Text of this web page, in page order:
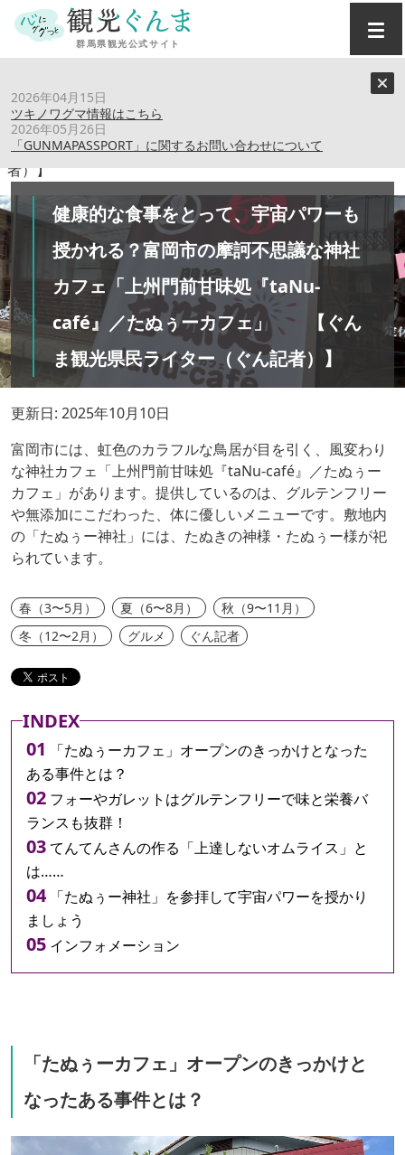
2026年04月15日
ツキノワグマ情報はこちら
2026年05月26日
「GUNMAPASSPORT」に関するお問い合わせについて
健康的な食事をとって、宇宙パワーも授かれる？富岡市の摩
訶不思議な神社カフェ「上州門前甘味処『taNu-café』／た
ぬぅーカフェ」 【ぐんま観光県民ライター（ぐん記
者）】
健康的な食事をとって、宇宙パワーも
授かれる？富岡市の摩訶不思議な神社
カフェ「上州門前甘味処『taNu-
café』／たぬぅーカフェ」 【ぐん
ま観光県民ライター（ぐん記者）】
更新日: 2025年10月10日
富岡市には、虹色のカラフルな鳥居が目を引く、風変わり
な神社カフェ「上州門前甘味処『taNu-café』／たぬぅー
カフェ」があります。提供しているのは、グルテンフリー
や無添加にこだわった、体に優しいメニューです。敷地内
の「たぬぅー神社」には、たぬきの神様・たぬぅー様が祀
られています。
春（3〜5月） 夏（6〜8月）
秋（9〜11月）
冬（12〜2月）
グルメ ぐん記者
INDEX
「たぬぅーカフェ」オープンのきっかけとなった
ある事件とは？
フォーやガレットはグルテンフリーで味と栄養バ
ランスも抜群！
てんてんさんの作る「上達しないオムライス」と
は……
「たぬぅー神社」を参拝して宇宙パワーを授かり
ましょう
インフォメーション
「たぬぅーカフェ」オープンのきっかけと
なったある事件とは？